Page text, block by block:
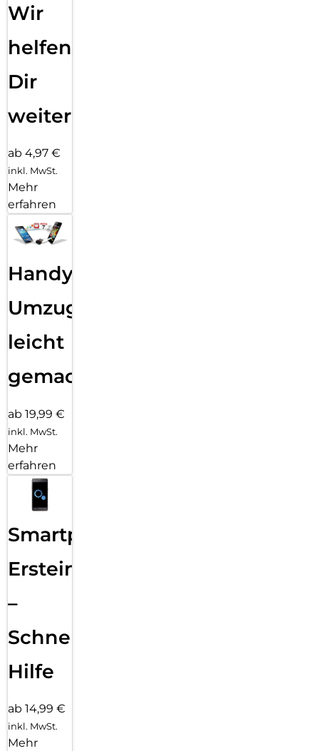
Wir
helfen
Dir
weiter
ab 4,97 €
inkl. MwSt.
Mehr
erfahren
Handy
Umzug
leicht
gemacht!
ab 19,99 €
inkl. MwSt.
Mehr
erfahren
Smartphone
Ersteinrichtung
–
Schnelle
Hilfe
ab 14,99 €
inkl. MwSt.
Mehr